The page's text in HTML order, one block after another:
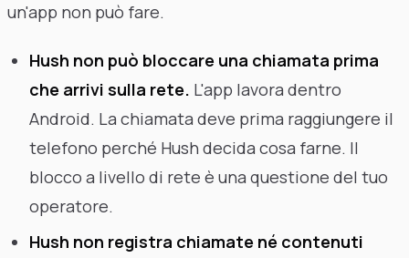
un'app non può fare.
Hush non può bloccare una chiamata prima
che arrivi sulla rete. L'app lavora dentro
Android. La chiamata deve prima raggiungere il
telefono perché Hush decida cosa farne. Il
blocco a livello di rete è una questione del tuo
operatore.
Hush non registra chiamate né contenuti